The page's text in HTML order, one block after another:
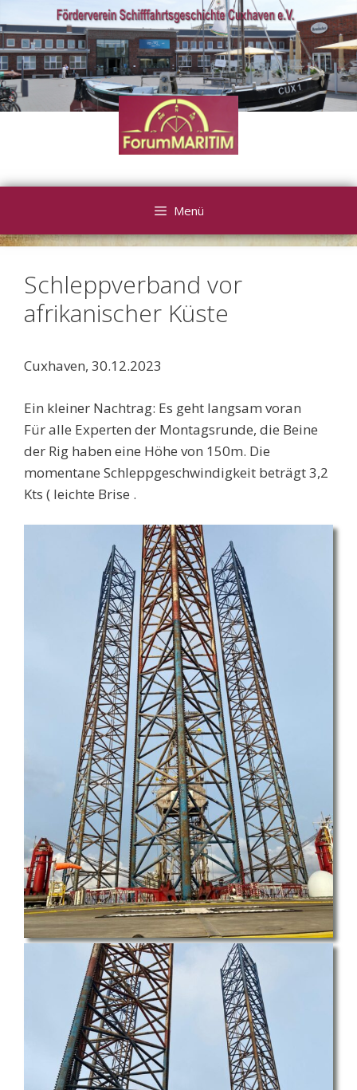
Inhalt
springen
Menü
Schleppverband vor
afrikanischer Küste
Cuxhaven, 30.12.2023
Ein kleiner Nachtrag: Es geht langsam voran
Für alle Experten der Montagsrunde, die Beine
der Rig haben eine Höhe von 150m. Die
momentane Schleppgeschwindigkeit beträgt 3,2
Kts ( leichte Brise .